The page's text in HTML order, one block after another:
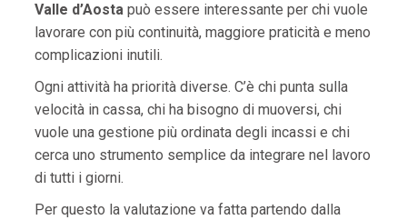
Valle d’Aostapuò essere interessante per chi vuole
lavorare con più continuità, maggiore praticità e meno
complicazioni inutili.
Ogni attività ha priorità diverse. C’è chi punta sulla
velocità in cassa, chi ha bisogno di muoversi, chi
vuole una gestione più ordinata degli incassi e chi
cerca uno strumento semplice da integrare nel lavoro
di tutti i giorni.
Per questo la valutazione va fatta partendo dalla